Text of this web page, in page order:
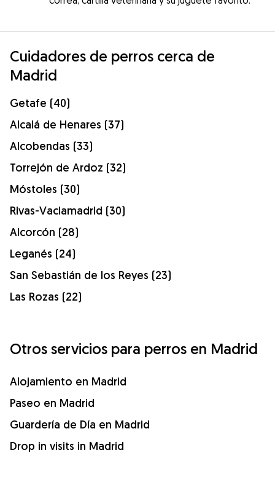
Cuidadores de perros cerca de
Madrid
Getafe (40)
Alcalá de Henares (37)
Alcobendas (33)
Torrejón de Ardoz (32)
Móstoles (30)
Rivas-Vaciamadrid (30)
Alcorcón (28)
Leganés (24)
San Sebastián de los Reyes (23)
Las Rozas (22)
Otros servicios para perros en Madrid
Alojamiento en Madrid
Paseo en Madrid
Guardería de Día en Madrid
Drop in visits in Madrid